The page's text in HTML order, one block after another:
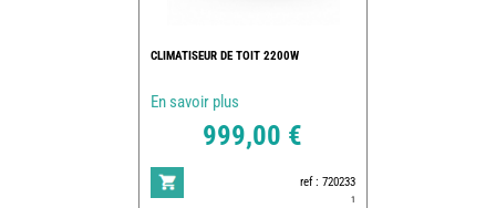
CLIMATISEUR DE TOIT 2200W
En savoir plus
999,00 €
ref : 720233
1